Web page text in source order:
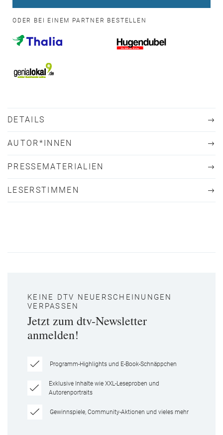
ODER BEI EINEM PARTNER BESTELLEN
DETAILS
AUTOR*INNEN
PRESSEMATERIALIEN
LESERSTIMMEN
KEINE DTV NEUERSCHEINUNGEN
VERPASSEN
Jetzt zum dtv-Newsletter
anmelden!
Programm-Highlights und E-Book-Schnäppchen
Exklusive Inhalte wie XXL-Leseproben und
Autorenportraits
Gewinnspiele, Community-Aktionen und vieles mehr